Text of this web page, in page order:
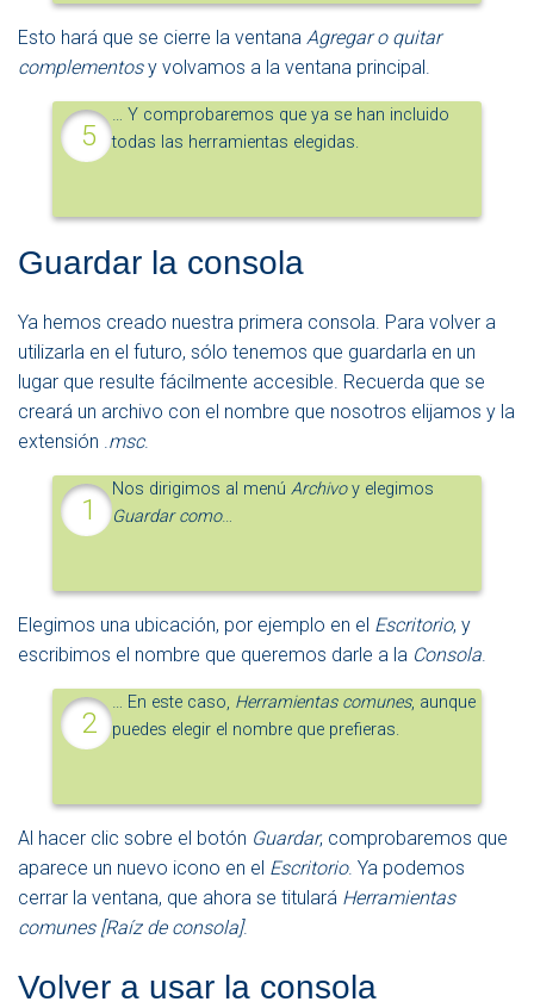
Esto hará que se cierre la ventana Agregar o quitar
complementosy volvamos a la ventana principal.
… Y comprobaremos que ya se han incluido
todas las herramientas elegidas.
Guardar la consola
Ya hemos creado nuestra primera consola. Para volver a
utilizarla en el futuro, sólo tenemos que guardarla en un
lugar que resulte fácilmente accesible. Recuerda que se
creará un archivo con el nombre que nosotros elijamos y la
extensión .msc.
Nos dirigimos al menúArchivoy elegimos
Guardar como…
Elegimos una ubicación, por ejemplo en el Escritorio, y
escribimos el nombre que queremos darle a la Consola.
… En este caso, Herramientas comunes, aunque
puedes elegir el nombre que prefieras.
Al hacer clic sobre el botón Guardar, comprobaremos que
aparece un nuevo icono en el Escritorio. Ya podemos
cerrar la ventana, que ahora se titulará Herramientas
comunes [Raíz de consola].
Volver a usar la consola